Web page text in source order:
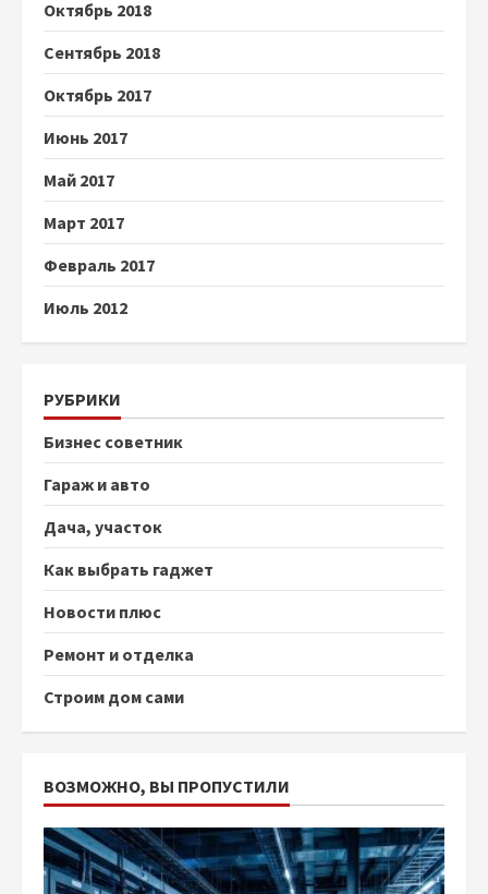
Октябрь 2018
Сентябрь 2018
Октябрь 2017
Июнь 2017
Май 2017
Март 2017
Февраль 2017
Июль 2012
РУБРИКИ
Бизнес советник
Гараж и авто
Дача, участок
Как выбрать гаджет
Новости плюс
Ремонт и отделка
Строим дом сами
ВОЗМОЖНО, ВЫ ПРОПУСТИЛИ